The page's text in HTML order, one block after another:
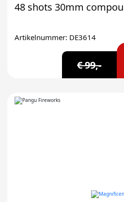
48 shots 30mm
Artikelnummer: DE3614
€ 99,-